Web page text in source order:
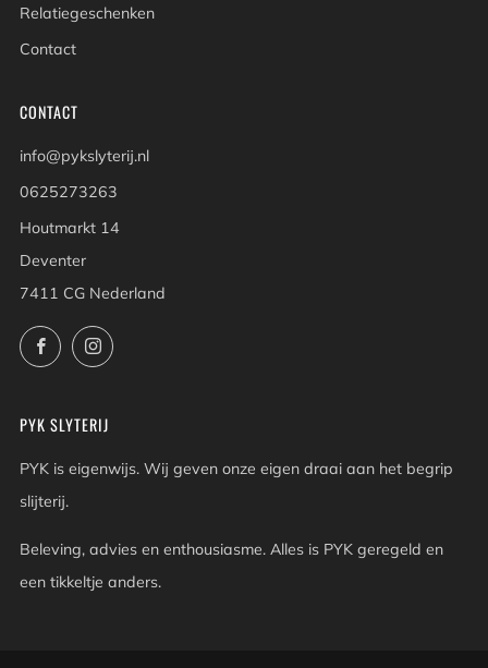
Relatiegeschenken
Contact
CONTACT
info@pykslyterij.nl
0625273263
Houtmarkt 14
Deventer
7411 CG Nederland
FacebookInstagram
PYK SLYTERIJ
PYK is eigenwijs. Wij geven onze eigen draai aan het begrip
slijterij.
Beleving, advies en enthousiasme. Alles is PYK geregeld en
een tikkeltje anders.